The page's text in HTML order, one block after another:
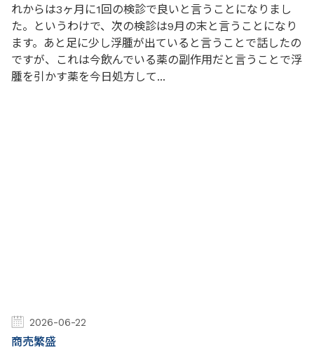
れからは3ヶ月に1回の検診で良いと言うことになりまし
た。というわけで、次の検診は9月の末と言うことになり
ます。あと足に少し浮腫が出ていると言うことで話したの
ですが、これは今飲んでいる薬の副作用だと言うことで浮
腫を引かす薬を今日処方して...
2026-06-22
商売繁盛